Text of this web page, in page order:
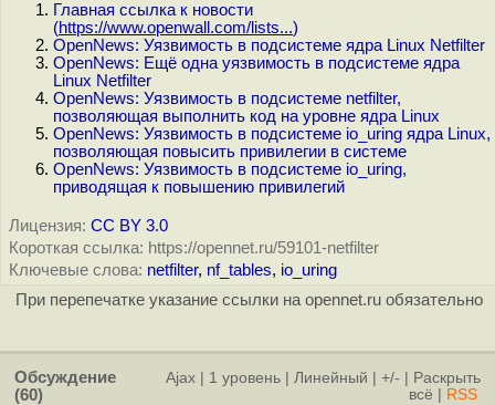
Главная ссылка к новости
(https://www.openwall.com/lists...)
OpenNews: Уязвимость в подсистеме ядра Linux Netfilter
OpenNews: Ещё одна уязвимость в подсистеме ядра
Linux Netfilter
OpenNews: Уязвимость в подсистеме netfilter,
позволяющая выполнить код на уровне ядра Linux
OpenNews: Уязвимость в подсистеме io_uring ядра Linux,
позволяющая повысить привилегии в системе
OpenNews: Уязвимость в подсистеме io_uring,
приводящая к повышению привилегий
Лицензия: CC BY 3.0
Короткая ссылка: https://opennet.ru/59101-netfilter
Ключевые слова: netfilter, nf_tables, io_uring
При перепечатке указание ссылки на opennet.ru обязательно
Обсуждение
(60)
Ajax 1 уровень Линейный +/-
Раскрыть
всё
RSS